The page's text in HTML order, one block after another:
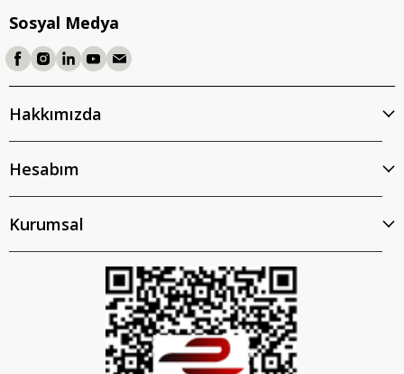
Sosyal Medya
Hakkımızda
Hesabım
Kurumsal